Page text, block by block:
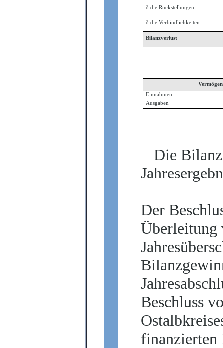
ð die Rückstellungen
ð die Verbindlichkeiten
Bilanzverlust
Einnahmen
Ausgaben
Die
Der
Überleitung
Beschluss
finanzierten